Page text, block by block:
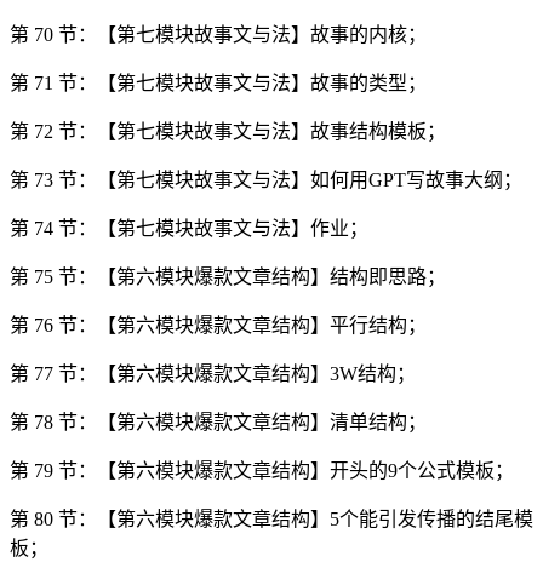
第 70 节：【第七模块故事文与法】故事的内核；
第 71 节：【第七模块故事文与法】故事的类型；
第 72 节：【第七模块故事文与法】故事结构模板；
第 73 节：【第七模块故事文与法】如何用GPT写故事大纲；
第 74 节：【第七模块故事文与法】作业；
第 75 节：【第六模块爆款文章结构】结构即思路；
第 76 节：【第六模块爆款文章结构】平行结构；
第 77 节：【第六模块爆款文章结构】3W结构；
第 78 节：【第六模块爆款文章结构】清单结构；
第 79 节：【第六模块爆款文章结构】开头的9个公式模板；
第 80 节：【第六模块爆款文章结构】5个能引发传播的结尾模
板；